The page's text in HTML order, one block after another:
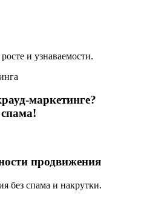
и узнаваемости.
маркетинге?
продвижения
без спама и накрутки.